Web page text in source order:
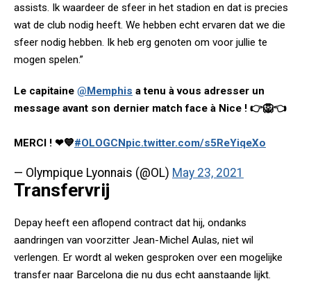
assists. Ik waardeer de sfeer in het stadion en dat is precies
wat de club nodig heeft. We hebben echt ervaren dat we die
sfeer nodig hebben. Ik heb erg genoten om voor jullie te
mogen spelen.”
Le capitaine @Memphis a tenu à vous adresser un
message avant son dernier match face à Nice ! 👉🦁👈
MERCI ! ❤💙#OLOGCNpic.twitter.com/s5ReYiqeXo
— Olympique Lyonnais (@OL) May 23, 2021
Transfervrij
Depay heeft een aflopend contract dat hij, ondanks
aandringen van voorzitter Jean-Michel Aulas, niet wil
verlengen. Er wordt al weken gesproken over een mogelijke
transfer naar Barcelona die nu dus echt aanstaande lijkt.